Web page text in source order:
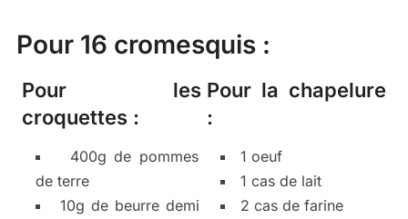
Pour 16 cromesquis :
Pour les
croquettes :
400g de pommes
de terre
10g de beurre demi
Pour la chapelure
:
1 oeuf
1 cas de lait
2 cas de farine